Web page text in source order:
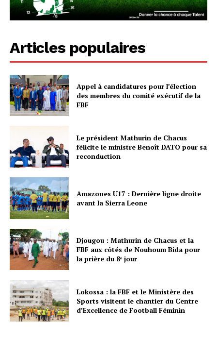
Articles populaires
Appel à candidatures pour l’élection
des membres du comité exécutif de la
FBF
Le président Mathurin de Chacus
félicite le ministre Benoît DATO pour sa
reconduction
Amazones U17 : Dernière ligne droite
avant la Sierra Leone
Djougou : Mathurin de Chacus et la
FBF aux côtés de Nouhoum Bida pour
la prière du 8ᵉ jour
Lokossa : la FBF et le Ministère des
Sports visitent le chantier du Centre
d’Excellence de Football Féminin